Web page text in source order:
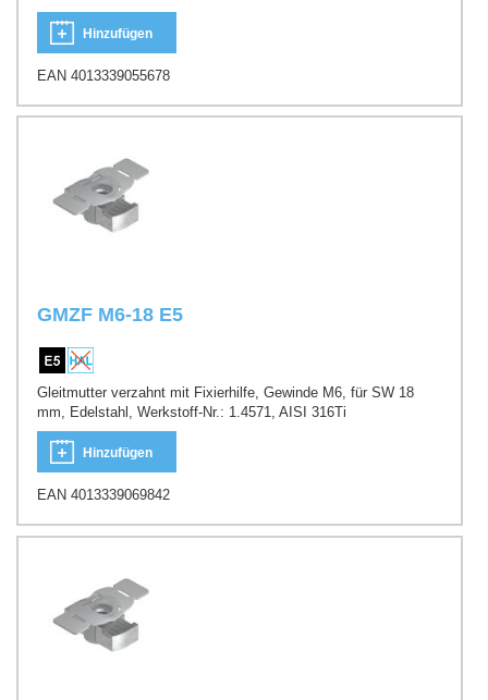
Hinzufügen
EAN 4013339055678
GMZF M6-18 E5
Gleitmutter verzahnt mit Fixierhilfe, Gewinde M6, für SW 18
mm, Edelstahl, Werkstoff-Nr.: 1.4571, AISI 316Ti
Hinzufügen
EAN 4013339069842